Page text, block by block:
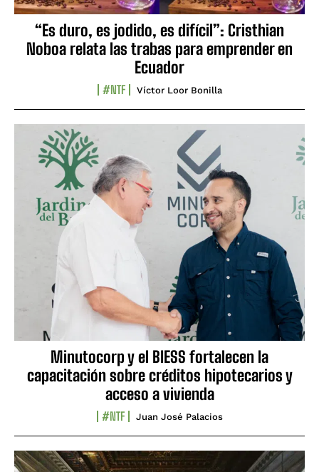
“Es duro, es jodido, es difícil”: Cristhian
Noboa relata las trabas para emprender en
Ecuador
#NTF Víctor Loor Bonilla
Minutocorp y el BIESS fortalecen la
capacitación sobre créditos hipotecarios y
acceso a vivienda
#NTF Juan José Palacios